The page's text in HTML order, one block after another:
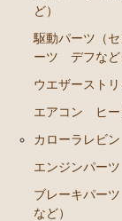
ど）
駆動パーツ（
ーツ デフなど
ウエザースト
エアコン ヒー
カローラレビ
エンジンパー
ブレーキパー
など）